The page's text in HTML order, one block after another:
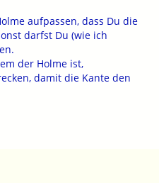
aufpassen, dass Du die
darfst Du (wie ich
der Holme ist,
damit die Kante den